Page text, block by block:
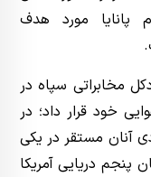
پانایا مورد هدف
مخابراتی سپاه در
خود قرار داد؛ در
آنان مستقر در یکی
پنجم دریایی آمریکا